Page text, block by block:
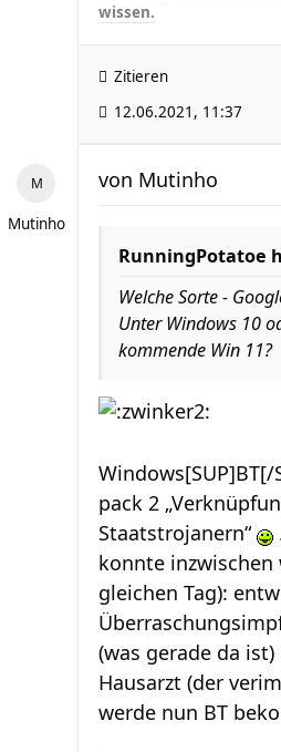
wissen.
Zitieren
12.06.2021, 11:37
Mutinho
von Mutinho
RunningPotatoe
Welche Sorte -
Unter Windows 10
kommende Win 11?
pack 2
Staatstrojanern“
konnte inzwischen
gleichen Tag):
(was gerade da
Hausarzt (der
werde nun BT